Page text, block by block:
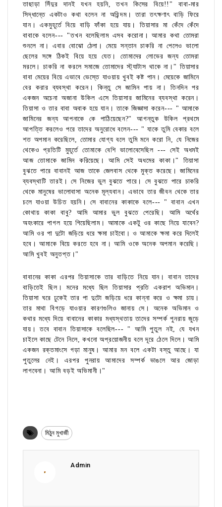
তাছাড়া সিঁদুর দানই যখন হয়নি, তখন কিসের বিয়ে!!" বাবা-মার
সিদ্ধান্তে একটাও কথা বলেন না অরিন্দম। তারা তৎক্ষণাৎ বাড়ি ফিরে
যান। একমুহূর্তে বিয়ে বাড়ি ফাঁকা হয়ে যায়। তিয়াসার মা কেঁদে কেঁদে
বাবাকে বলেন--- "তখন বলেছিলাম এসব করোনা। আমার কথা তোমরা
শুনলে না। এবার বোঝো ঠেলা। মেয়ে সন্তান চাকরি না পেলেও ভালো
ছেলের সঙ্গে ঠিকই বিয়ে হয়ে যেত। তোমাদের লোভের জন্য তোমরা
মরলে। চাকরি না করলে সমাজে তোমাদের স্ট্যাটাস থাকে না।" তিয়াসার
বাবা মেয়ের বিয়ে এভাবে ভেস্তে যাওয়ায় খুবই কষ্ট পান। মেয়েকে জামিনে
বের করার ব্যবস্থা করেন। কিন্তু সে জামিন পায় না। তিনদিন পর
একজন অচেনা অজানা উকিল এসে তিয়াসার জামিনের ব্যবস্থা করেন।
তিয়াসা ও তার বাবা অবাক হয়ে যান। তাকে জিজ্ঞাসা করেন--- " আমাকে
জামিনের জন্য আপনাকে কে পাঠিয়েছেন?" আগন্তুক উকিল প্রথমে
আপত্তি করলেও পরে তাদের অনুরোধে বলেন--- " যাকে তুমি বেকার বলে
শত অপমান করেছিলে, তোমার যোগ্য বলে তুমি মনে করো নি, যে নিজের
থেকেও প্রতিটি মুহূর্তে তোমাকে বেশি ভালোবেসেছিল --- সেই অধমই
আজ তোমাকে জামিন করিয়েছে। আমি সেই অধমের কাকা।" তিয়াসা
বুঝতে পারে বাবানই আজ তাকে জেলবাস থেকে মুক্ত করেছে। জামিনের
ব্যবস্থাটি তারই। সে নিজের ভুল বুঝতে পারে। সে বুঝতে পারে চাকরি
থেকে মানুষের ভালোবাসা অনেক মূল্যবান। এভাবে তার জীবন থেকে তার
চলে যাওয়া উচিত হয়নি। সে বাবানের কাকাকে বলে--- " বাবান এখন
কোথায় কাকা বাবু? আমি আমার ভুল বুঝতে পেরেছি। আমি অর্থের
অহংকারে পাগল হয়ে গিয়েছিলাম। আমাকে একটু ওর কাছে নিয়ে যাবেন?
আমি ওর পা দুটো জড়িয়ে ধরে ক্ষমা চাইবো। ও আমাকে ক্ষমা করে দিলেই
হবে। আমাকে বিয়ে করতে হবে না। আমি ওকে অনেক অপমান করেছি।
আমি খুবই অনুতপ্ত।"
বাবানের কাকা এরপর তিয়াসাকে তার বাড়িতে নিয়ে যান। বাবান তাদের
বাড়িতেই ছিল। মনের মধ্যে ছিল তিয়াসার প্রতি একরাশ অভিমান।
তিয়াসা ঘরে ঢুকেই তার পা দুটো জড়িয়ে ধরে কান্না করে ও ক্ষমা চায়।
তার মাথা বিগড়ে যাওয়ার কারণগুলিও জানায় সে। অনেক অভিমান ও
কথার মধ্যে দিয়ে বাবানের কাকার মধ্যস্থতায় তাদের সম্পর্ক পুনরায় জুড়ে
যায়। তবে বাবান তিয়াসাকে বলেছিল--- " আমি পুতুল নই, যে যখন
চাইলে কাছে টেনে নিলে, কখনো অপ্রয়োজনীয় বলে দূরে ঠেলে দিলে। আমি
একজন রক্তমাংসে গড়া মানুষ। আমার মন বলে একটা বস্তু আছে। যা
পুতুলের নেই। এরপর পুনরায় আমাদের সম্পর্ক ভাঙলে আর জোড়া
লাগবেনা। আমি বড়ই অভিমানী।"
মিঠুন মুখার্জী
Admin